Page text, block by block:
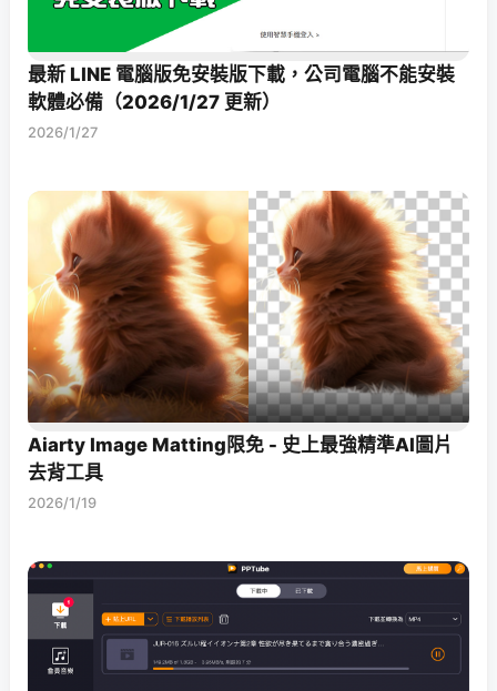
最新 LINE 電腦版免安裝版下載，公司電腦不能安裝
軟體必備（2026/1/27 更新）
2026/1/27
Aiarty Image Matting限免 - 史上最強精準AI圖片
去背工具
2026/1/19